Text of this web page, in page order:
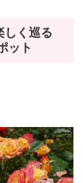
しく巡る
ット